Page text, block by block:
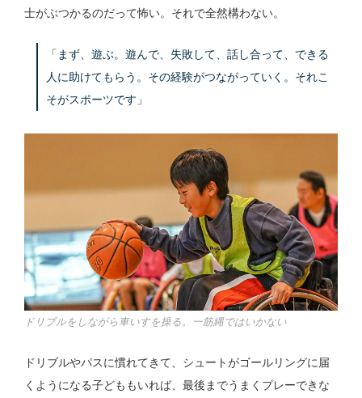
士がぶつかるのだって怖い。それで全然構わない。
「まず、遊ぶ。遊んで、失敗して、話し合って、できる
人に助けてもらう。その経験がつながっていく。それこ
そがスポーツです」
ドリブルをしながら車いすを操る。一筋縄ではいかない
ドリブルやパスに慣れてきて、シュートがゴールリングに届
くようになる子どももいれば、最後までうまくプレーできな